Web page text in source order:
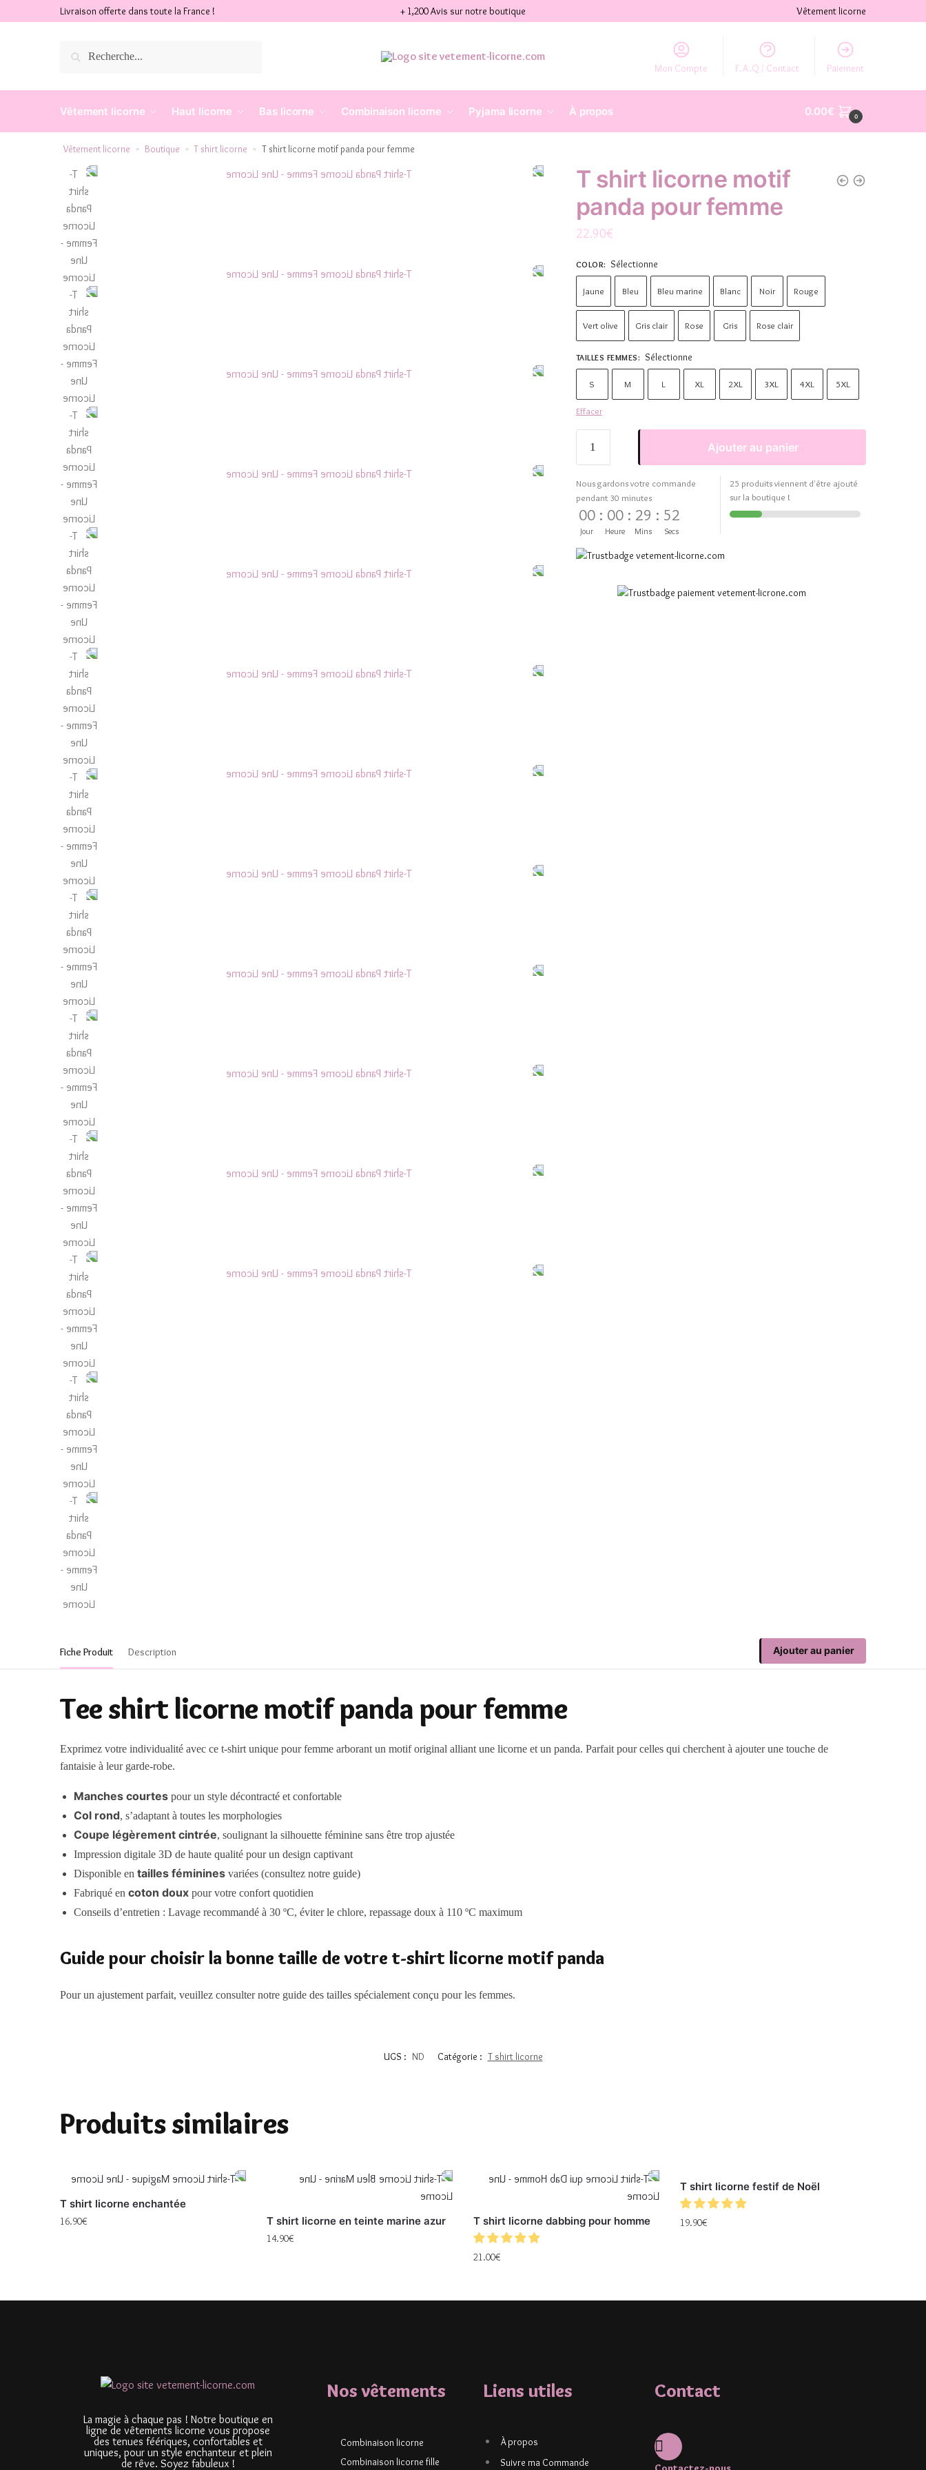
Livraison offerte dans toute la France ! + 1,200 Avis sur notre boutique Vêtement licorne
Recherche Mon Compte F.A.Q / Contact Paiement
Vêtement licorne Haut licorne Bas licorne Combinaison licorne Pyjama licorne À propos 0.00€ 0
Vêtement licorne » Boutique » T shirt licorne » T shirt licorne motif panda pour femme
T shirt licorne motif
panda pour femme
22.90€
COLOR: Sélectionne
Jaune Bleu Bleu marine Blanc Noir Rouge
Vert olive Gris clair Rose Gris Rose clair
TAILLES FEMMES: Sélectionne
S M L XL 2XL 3XL 4XL 5XL
Effacer
Ajouter au panier
Nous gardons votre commande
pendant 30 minutes
00
Jour
: 00
Heure
: 29
Mins
: 51
Secs
25 produits viennent d'être ajouté
sur la boutique !
Fiche Produit Description Ajouter au panier
Tee shirt licorne motif panda pour femme
Exprimez votre individualité avec ce t-shirt unique pour femme arborant un motif original alliant une licorne et un panda. Parfait pour celles qui cherchent à ajouter une touche de
fantaisie à leur garde-robe.
Manches courtes pour un style décontracté et confortable
Col rond, s’adaptant à toutes les morphologies
Coupe légèrement cintrée, soulignant la silhouette féminine sans être trop ajustée
Impression digitale 3D de haute qualité pour un design captivant
Disponible entailles féminines variées (consultez notre guide)
Fabriqué encoton doux pour votre confort quotidien
Conseils d’entretien : Lavage recommandé à 30 ºC, éviter le chlore, repassage doux à 110 ºC maximum
Guide pour choisir la bonne taille de votre t-shirt licorne motif panda
Pour un ajustement parfait, veuillez consulter notre guide des tailles spécialement conçu pour les femmes.
UGS : ND Catégorie : T shirt licorne
Produits similaires
T shirt licorne enchantée
16.90€ T shirt licorne en teinte marine azur
14.90€
T shirt licorne dabbing pour homme
21.00€
T shirt licorne festif de Noël
19.90€
La magie à chaque pas ! Notre boutique en
ligne de vêtements licorne vous propose
des tenues féériques, confortables et
uniques, pour un style enchanteur et plein
de rêve. Soyez fabuleux !
Nos vêtements
Combinaison licorne
Combinaison licorne fille
Liens utiles
À propos
Suivre ma Commande
Contact